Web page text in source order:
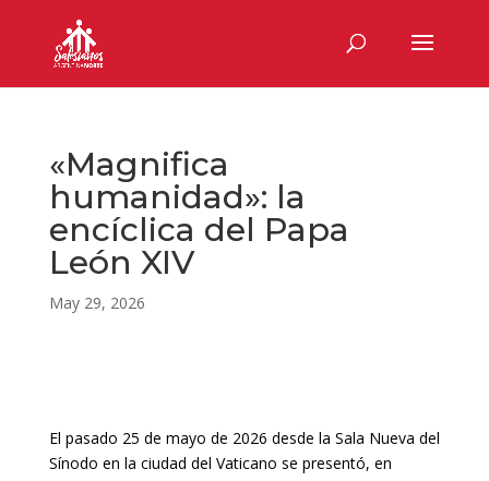
«Magnifica
humanidad»: la
encíclica del Papa
León XIV
May 29, 2026
El pasado 25 de mayo de 2026 desde la Sala Nueva del
Sínodo en la ciudad del Vaticano se presentó, en